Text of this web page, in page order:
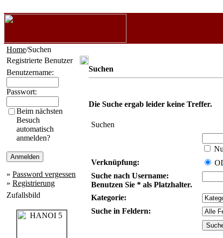
Home/Suchen
Registrierte Benutzer
Benutzername:
Passwort:
Beim nächsten
Besuch
automatisch
anmelden?
» Password vergessen
» Registrierung
Zufallsbild
Suchen
Die Suche ergab leider keine Treffer.
Suchen
Verknüpfung:
Suche nach Username:
Benutzen Sie * als Platzhalter.
Kategorie:
Suche in Feldern: